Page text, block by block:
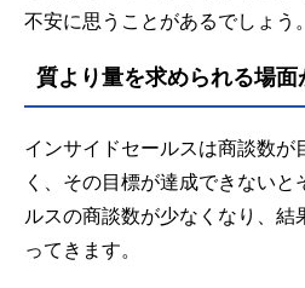
不安に思うことがあるでしょう。
質より量を求められる場面
インサイドセールスは商談数が
く、その目標が達成できないと
ルスの商談数が少なくなり、結
ってきます。